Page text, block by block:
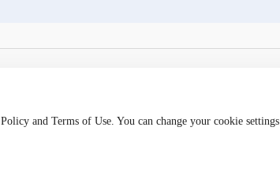
and Terms of Use. You can change your cookie settings